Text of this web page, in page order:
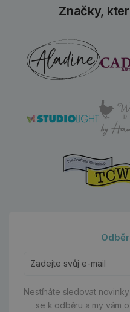
Značky,
Nestíháte sledovat
se k odběru a my vám